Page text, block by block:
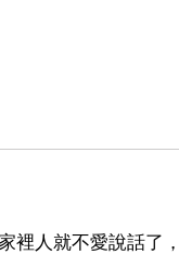
裡人就不愛說話了